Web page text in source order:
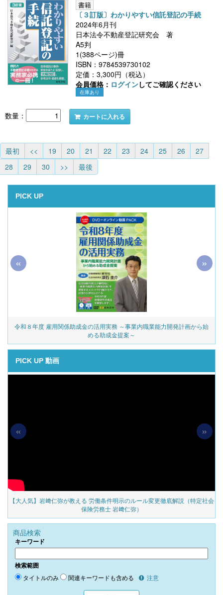
書籍
〔３訂版〕わかりやすい信託登記の手続
2024年6月刊
日本法令不動産登記研究会 著
A5判
1(388ページ)冊
ISBN：9784539730102
定価：3,300円（税込）
会員価格： ログインしてご確認ください
在庫あり
数量： カートに入れる
最初 << 19 20 21 22 23 24 25 26
27
28
29 30 >> 最後
PICK UP
令和８年度 雇用関係助成金の活用実務 ～事業内職業能力開発計画から始
める助成金提案～
« »
PICK UP 動画
【大人気】岩﨑仁弥が教える 労働条件明示のルール変更徹底解説（特定社会
保険労務士 岩﨑仁弥）
« »
商品検索
キーワード
検索範囲
タイトルのみ 関連キーワードも含める 注意